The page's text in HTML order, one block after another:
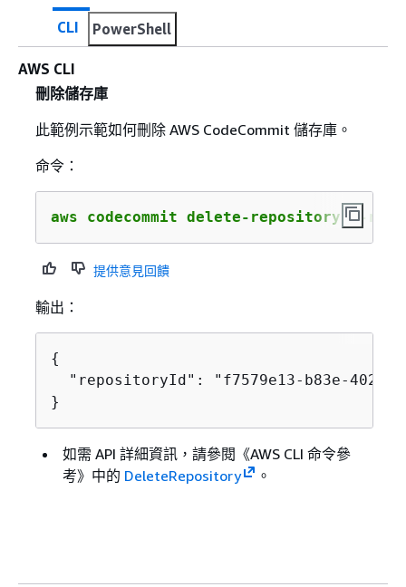
CLI PowerShell
AWS CLI
刪除儲存庫
此範例示範如何刪除 AWS CodeCommit 儲存庫。
命令：
aws codecommit delete-repository --
提供意見回饋
輸出：
{
"repositoryId": "f7579e13-b83e-4027-
}
如需 API 詳細資訊，請參閱《AWS CLI 命令參
考》 中的 DeleteRepository 。